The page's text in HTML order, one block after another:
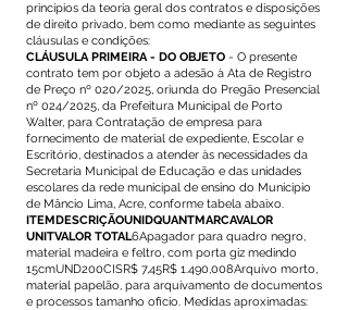
princípios da teoria geral dos contratos e disposições
de direito privado, bem como mediante as seguintes
cláusulas e condições:
CLÁUSULA PRIMEIRA - DO OBJETO - O presente
contrato tem por objeto a adesão à Ata de Registro
de Preço nº 020/2025, oriunda do Pregão Presencial
nº 024/2025, da Prefeitura Municipal de Porto
Walter, para Contratação de empresa para
fornecimento de material de expediente, Escolar e
Escritório, destinados a atender às necessidades da
Secretaria Municipal de Educação e das unidades
escolares da rede municipal de ensino do Municipio
de Mâncio Lima, Acre, conforme tabela abaixo.
ITEMDESCRIÇÃOUNIDQUANTMARCAVALOR
UNITVALOR TOTAL6Apagador para quadro negro,
material madeira e feltro, com porta giz medindo
15cmUND200CISR$ 7,45R$ 1.490,008Arquivo morto,
material papelão, para arquivamento de documentos
e processos tamanho oficio. Medidas aproximadas: